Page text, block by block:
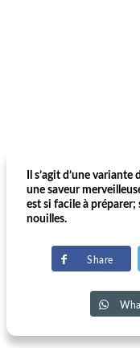
Il s’agit d’une
une saveur
est si facile à préparer;
nouilles.
Share